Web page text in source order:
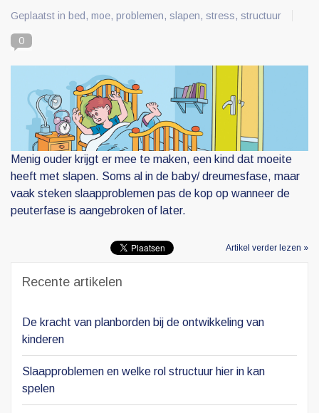
Geplaatst in bed, moe, problemen, slapen, stress, structuur
0
Menig ouder krijgt er mee te maken, een kind dat moeite
heeft met slapen. Soms al in de baby/ dreumesfase, maar
vaak steken slaapproblemen pas de kop op wanneer de
peuterfase is aangebroken of later.
Artikel verder lezen »
Recente artikelen
De kracht van planborden bij de ontwikkeling van
kinderen
Slaapproblemen en welke rol structuur hier in kan
spelen